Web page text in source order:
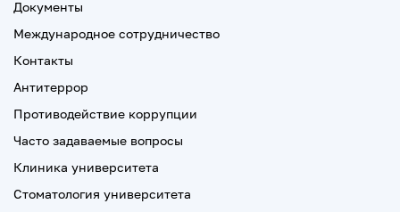
Документы
Международное сотрудничество
Контакты
Антитеррор
Противодействие коррупции
Часто задаваемые вопросы
Клиника университета
Стоматология университета